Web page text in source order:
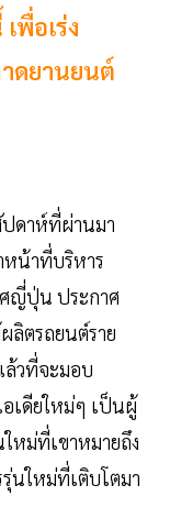
พื่อเร่ง
ดยานยนต์
ปดาห์ที่ผ่านมา
หน้าที่บริหาร
ญี่ปุ่น ประกาศ
ลิตรถยนต์ราย
ล้วที่จะมอบ
เดียใหม่ๆ เป็นผู้
หม่ที่เขาหมายถึง
นใหม่ที่เติบโตมา